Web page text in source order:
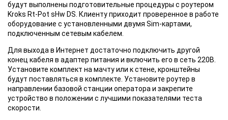
будут выполнены подготовительные процедуры с роутером
Kroks Rt-Pot sHw DS. Клиенту приходит проверенное в работе
оборудование с установленными двумя Sim-картами,
подключенным сетевым кабелем.
Для выхода в Интернет достаточно подключить другой
конец кабеля в адаптер питания и включить его в сеть 220В.
Установите комплект на мачту или к стене, кронштейны
будут поставляться в комплекте. Установите роутер в
направлении базовой станции оператора и закрепите
устройство в положении с лучшими показателями теста
скорости.